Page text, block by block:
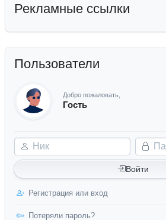
Рекламные ссылки
Пользователи
Добро пожаловать,
Гость
Ник Пароль
Войти
Регистрация или вход
Потеряли пароль?